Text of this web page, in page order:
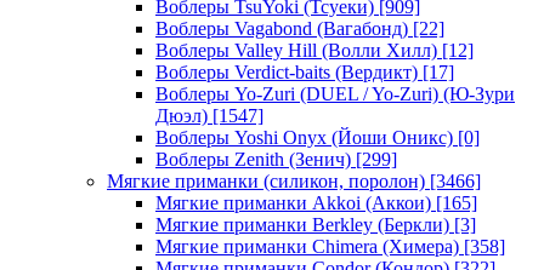
Воблеры TsuYoki (Тсуеки) [909]
Воблеры Vagabond (Вагабонд) [22]
Воблеры Valley Hill (Волли Хилл) [12]
Воблеры Verdict-baits (Вердикт) [17]
Воблеры Yo-Zuri (DUEL / Yo-Zuri) (Ю-Зури
Дюэл) [1547]
Воблеры Yoshi Onyx (Йоши Оникс) [0]
Воблеры Zenith (Зенич) [299]
Мягкие приманки (силикон, поролон) [3466]
Мягкие приманки Akkoi (Аккои) [165]
Мягкие приманки Berkley (Беркли) [3]
Мягкие приманки Chimera (Химера) [358]